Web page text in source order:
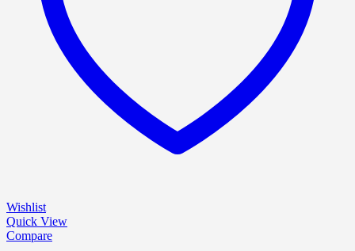
Wishlist
Quick View
Compare